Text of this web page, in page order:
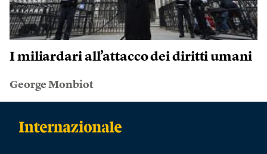
I miliardari all’attacco dei diritti umani
George Monbiot